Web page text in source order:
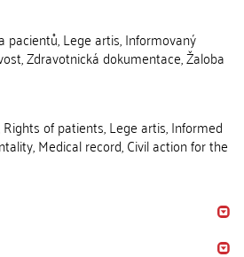
pacientů, Lege artis, Informovaný
Zdravotnická dokumentace, Žaloba
of patients, Lege artis, Informed
Medical record, Civil action for the